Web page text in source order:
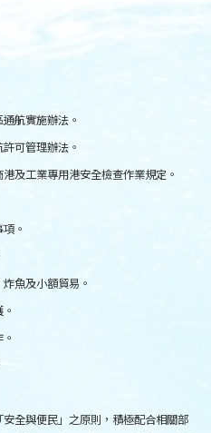
航實施辦法。
可管理辦法。
及工業專用港安全檢查作業規定。
。
魚及小額貿易。
安全與便民」之原則，積極配合相關部